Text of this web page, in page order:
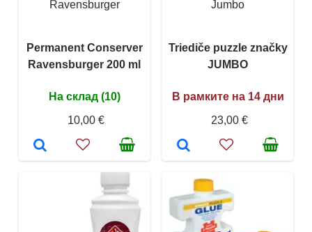
Ravensburger
Permanent Conserver
Ravensburger 200 ml
На склад (10)
10,00 €
Jumbo
Triediče puzzle značky
JUMBO
В рамките на 14 дни
23,00 €